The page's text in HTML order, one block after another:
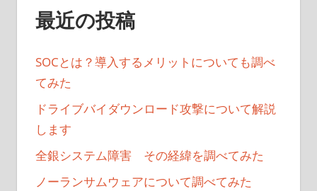
最近の投稿
SOCとは？導入するメリットについても調べ
てみた
ドライブバイダウンロード攻撃について解説
します
全銀システム障害 その経緯を調べてみた
ノーランサムウェアについて調べてみた